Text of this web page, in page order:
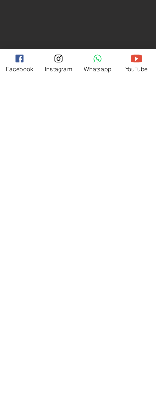
Facebook Instagram Whatsapp YouTube